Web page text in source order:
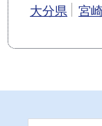
大分県
宮